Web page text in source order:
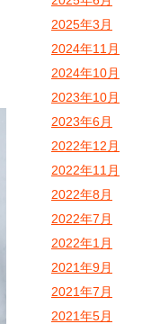
2025年3月
2024年11月
2024年10月
2023年10月
2023年6月
2022年12月
2022年11月
2022年8月
2022年7月
2022年1月
2021年9月
2021年7月
2021年5月